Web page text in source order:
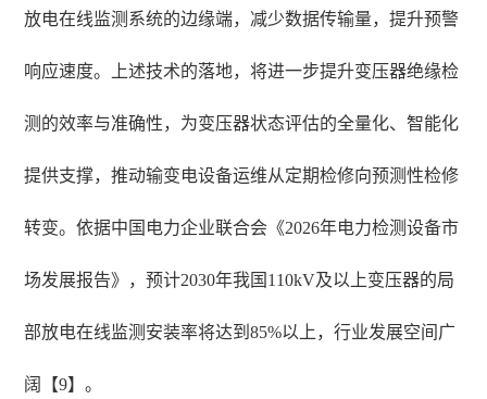
放电在线监测系统的边缘端，减少数据传输量，提升预警
响应速度。上述技术的落地，将进一步提升变压器绝缘检
测的效率与准确性，为变压器状态评估的全量化、智能化
提供支撑，推动输变电设备运维从定期检修向预测性检修
转变。依据中国电力企业联合会《2026年电力检测设备市
场发展报告》，预计2030年我国110kV及以上变压器的局
部放电在线监测安装率将达到85%以上，行业发展空间广
阔【9】。